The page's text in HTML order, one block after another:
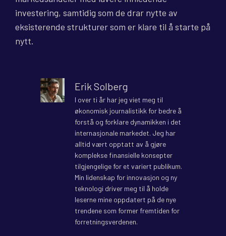
investering, samtidig som de drar nytte av
eksisterende strukturer som er klare til å starte på
nytt.
Erik Solberg
I over ti år har jeg viet meg til
økonomisk journalistikk for bedre å
forstå og forklare dynamikken i det
internasjonale markedet. Jeg har
alltid vært opptatt av å gjøre
komplekse finansielle konsepter
tilgjengelige for et variert publikum.
Min lidenskap for innovasjon og ny
teknologi driver meg til å holde
leserne mine oppdatert på de nye
trendene som former fremtiden for
forretningsverdenen.